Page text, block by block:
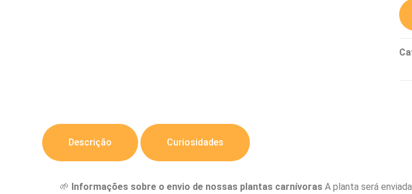
Descrição Curiosidades
🌱 Informações sobre o envio de nossas plantas carnívoras A planta será